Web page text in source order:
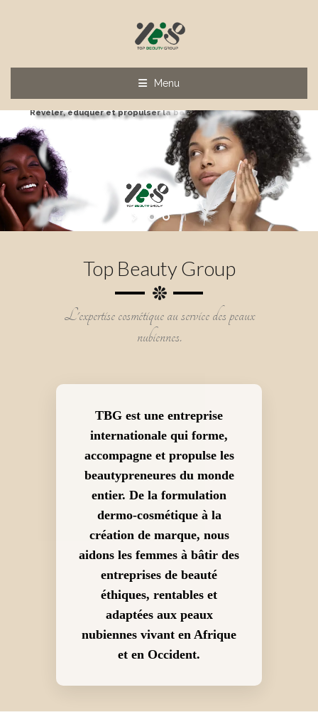
Menu
Top Beauty Group
nu
Révéler, éduquer et propulser la beauté
Top Beauty Group
L'expertise cosmétique au service des peaux
nubiennes.
TBG est une entreprise
internationale qui forme,
accompagne et propulse les
beautypreneures du monde
entier. De la formulation
dermo-cosmétique à la
création de marque, nous
aidons les femmes à bâtir des
entreprises de beauté
éthiques, rentables et
adaptées aux peaux
nubiennes vivant en Afrique
et en Occident.